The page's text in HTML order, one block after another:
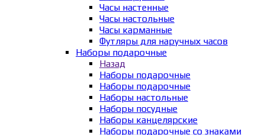
Часы настенные
Часы настольные
Часы карманные
Футляры для наручных часов
Наборы подарочные
Назад
Наборы подарочные
Наборы подарочные
Наборы настольные
Наборы посудные
Наборы канцелярские
Наборы подарочные со знаками